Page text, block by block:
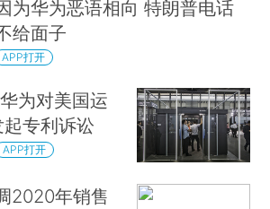
为华为恶语相向 特朗普电话
给面子
APP打开
为对美国运
专利诉讼
APP打开
2020年销售